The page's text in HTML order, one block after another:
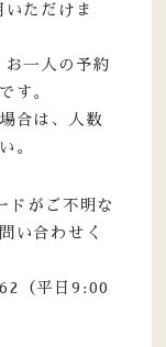
ただけま
一人の予約
す。
合は、人数
。
ドがご不明な
い合わせく
（平日9:00